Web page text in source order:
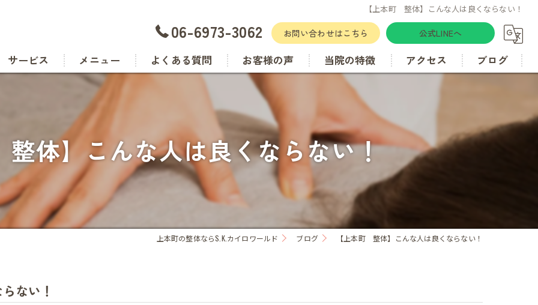
【上本町 整体】こんな人は良くならない！
06-6973-3062 お問い合わせはこちら 公式LINEへ
サービス メニュー よくある質問 お客様の声 当院の特徴
カイロプラクティック
アクセス ブログ
整体】こんな人は良くならない！
上本町の整体ならS.K.カイロワールド ブログ 【上本町 整体】こんな人は良くならない！
ない！